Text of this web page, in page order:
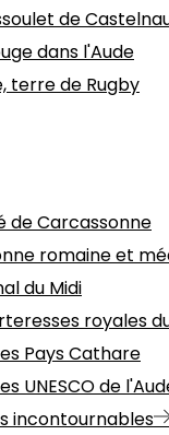
de
dans l'Aude
terre de Rugby
de Carcassonne
romaine et
du Midi
royales
Pays Cathare
UNESCO de
incontournables